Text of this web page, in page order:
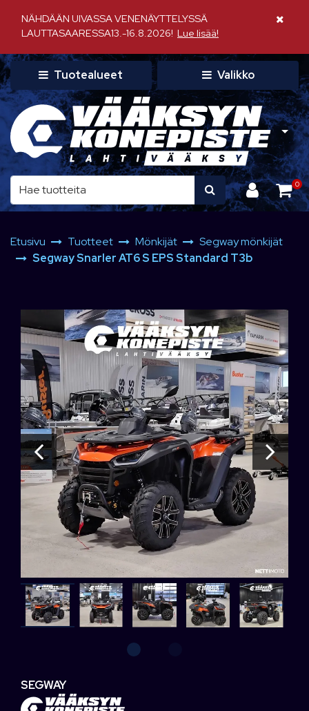
NÄHDÄÄN UIVASSA VENENÄYTTELYSSÄ
LAUTTASAARESSA13.-16.8.2026! Lue lisää!
Sulje
Tuotealueet Valikko
0
Etusivu Tuotteet Mönkijät
Segway mönkijät
Segway Snarler AT6 S EPS Standard T3b
SEGWAY